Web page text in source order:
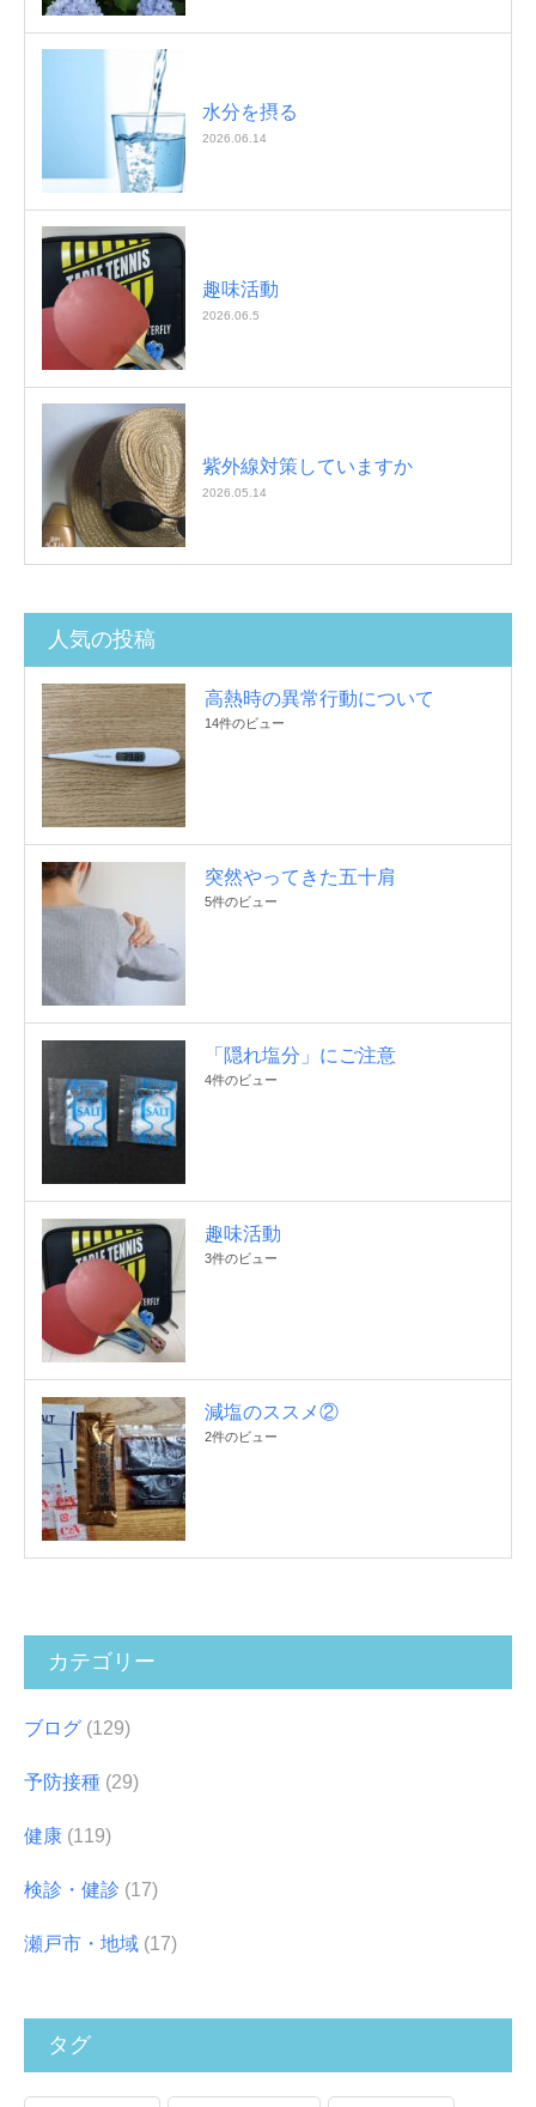
水分を摂る
2026.06.14
趣味活動
2026.06.5
紫外線対策していますか
2026.05.14
人気の投稿
高熱時の異常行動について
14件のビュー
突然やってきた五十肩
5件のビュー
「隠れ塩分」にご注意
4件のビュー
趣味活動
3件のビュー
減塩のススメ②
2件のビュー
カテゴリー
ブログ (129)
予防接種 (29)
健康 (119)
検診・健診 (17)
瀬戸市・地域 (17)
タグ